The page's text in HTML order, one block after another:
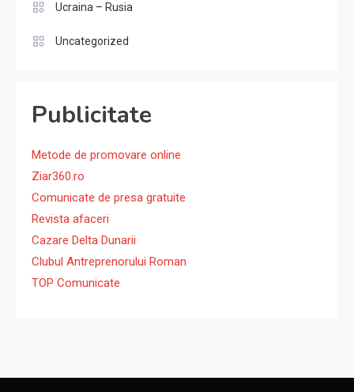
Ucraina – Rusia
Uncategorized
Publicitate
Metode de promovare online
Ziar360.ro
Comunicate de presa gratuite
Revista afaceri
Cazare Delta Dunarii
Clubul Antreprenorului Roman
TOP Comunicate